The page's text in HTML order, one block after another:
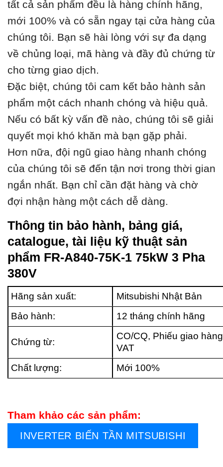
tất cả sản phẩm đều là hàng chính hãng,
mới 100% và có sẵn ngay tại cửa hàng của
chúng tôi. Bạn sẽ hài lòng với sự đa dạng
về chủng loại, mã hàng và đầy đủ chứng từ
cho từng giao dịch.
Đặc biệt, chúng tôi cam kết bảo hành sản
phẩm một cách nhanh chóng và hiệu quả.
Nếu có bất kỳ vấn đề nào, chúng tôi sẽ giải
quyết mọi khó khăn mà bạn gặp phải.
Hơn nữa, đội ngũ giao hàng nhanh chóng
của chúng tôi sẽ đến tận nơi trong thời gian
ngắn nhất. Bạn chỉ cần đặt hàng và chờ
đợi nhận hàng một cách dễ dàng.
Thông tin bảo hành, bảng giá,
catalogue, tài liệu kỹ thuật sản
phẩm FR-A840-75K-1 75kW 3 Pha
380V
Hãng sản xuất:
Mitsubishi Nhật Bản
Bảo hành:
12 tháng chính hãng
Chứng từ:
CO/CQ, Phiếu giao
VAT
Chất lượng:
Mới 100%
Tham khảo các sản phẩm:
INVERTER BIẾN TẦN MITSUBISHI